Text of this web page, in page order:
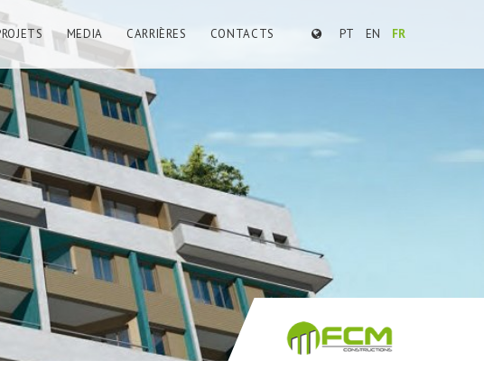
PT EN FR
MEDIA CARRIÈRES CONTACTS